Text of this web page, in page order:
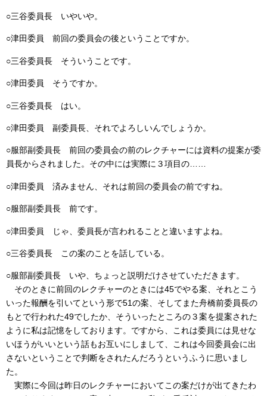
○三谷委員長 いやいや。
○津田委員 前回の委員会の後ということですか。
○三谷委員長 そういうことです。
○津田委員 そうですか。
○三谷委員長 はい。
○津田委員 副委員長、それでよろしいんでしょうか。
○服部副委員長 前回の委員会の前のレクチャーには資料の提案が委
員長からされました。その中には実際に３項目の……
○津田委員 済みません、それは前回の委員会の前ですね。
○服部副委員長 前です。
○津田委員 じゃ、委員長が言われることと違いますよね。
○三谷委員長 この案のことを話している。
○服部副委員長 いや、ちょっと説明だけさせていただきます。
そのときに前回のレクチャーのときには45でやる案、それとこう
いった報酬を引いてという形で51の案、そしてまた舟橋前委員長の
もとで行われた49でしたか、そういったところの３案を提案された
ように私は記憶をしております。ですから、これは委員には見せな
いほうがいいという話もお互いにしまして、これは今回委員会に出
さないということで判断をされたんだろうというふうに思いまし
た。
実際に今回は昨日のレクチャーにおいてこの案だけが出てきたわ